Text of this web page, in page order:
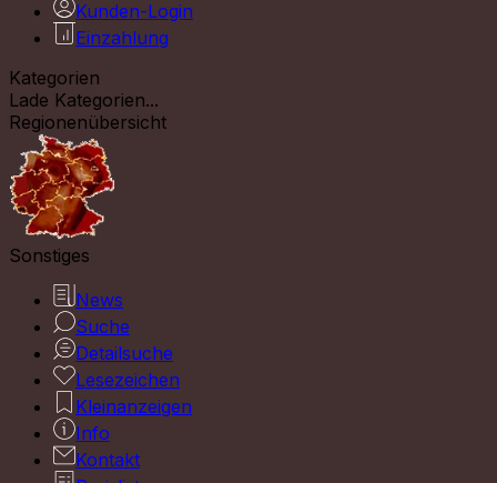
Kunden-Login
Einzahlung
Kategorien
Lade Kategorien...
Regionenübersicht
Sonstiges
News
Suche
Detailsuche
Lesezeichen
Kleinanzeigen
Info
Kontakt